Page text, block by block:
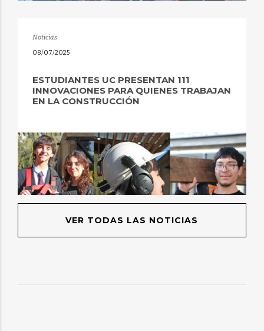
Noticias
08/07/2025
ESTUDIANTES UC PRESENTAN 111
INNOVACIONES PARA QUIENES TRABAJAN
EN LA CONSTRUCCIÓN
VER TODAS LAS NOTICIAS